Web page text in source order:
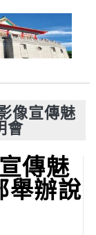
像宣傳魅
會
傳魅
舉辦說